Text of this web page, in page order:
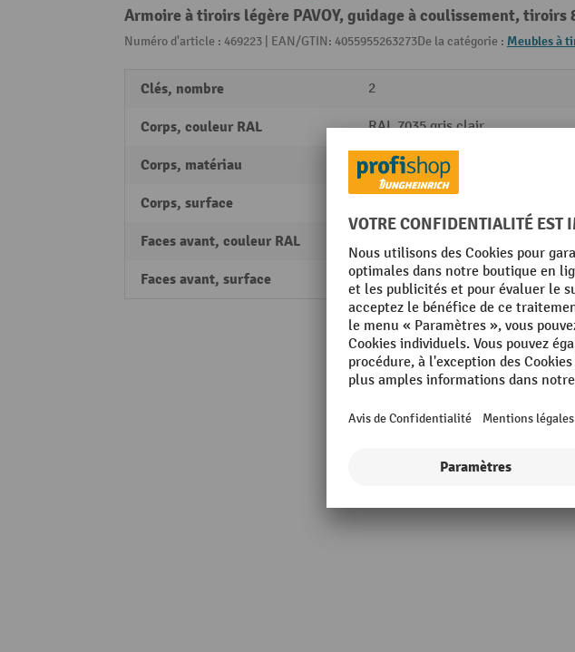
Armoire à tiroirs légère PAVOY, guidage à coulissement,
Numéro d'article : 469223 | EAN/GTIN: 4055955263273De la catégorie : Meubles à
Clés, nombre 2
Corps, couleur RAL RAL 7035 gris clair
Corps, matériau Tôle d'acier
Corps, surface
Faces avant, couleur RAL
Faces avant, surface revêtement par poudrage
Afficher